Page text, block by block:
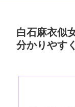
白石麻衣似
分かりやす